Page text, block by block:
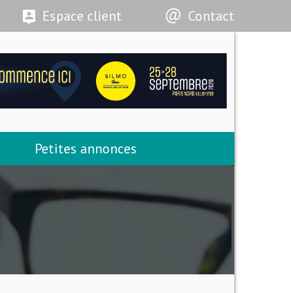
Espace client Contact
Petites annonces